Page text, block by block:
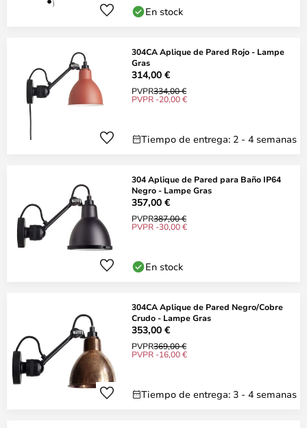
En stock
304CA Aplique de Pared Rojo - Lampe
Gras
314,00 €
PVPR334,00 €
PVPR -20,00 €
Tiempo de entrega: 2 - 4 semanas
304 Aplique de Pared para Baño IP64
Negro - Lampe Gras
357,00 €
PVPR387,00 €
PVPR -30,00 €
En stock
304CA Aplique de Pared Negro/Cobre
Crudo - Lampe Gras
353,00 €
PVPR369,00 €
PVPR -16,00 €
Tiempo de entrega: 3 - 4 semanas